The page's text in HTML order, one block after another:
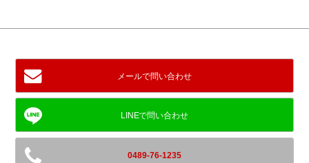
メールで問い合わせ
0489-76-1235